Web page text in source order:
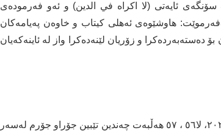
له سۆنگەی ئایەتی (لا اكراه في الدين) و ئەو فەرمودەی
ھاوشێوەی ئەھلی کیتاب و خاوەن پەیامەکان
ئایینیتان بۆ دەستەبەردەکرا و زۆریان لێنەدەکرا واز لە ئاینەکەیان
١- سەرۆقادر،بارزان مێژووی بزوتنەوە کۆمەڵایەتیەکانی کوردستان، ٢٠٢٠، لا٥٦ ، ٥٧ ھەڵبەت چەندین تێبین جۆراو جۆرم لەسەر